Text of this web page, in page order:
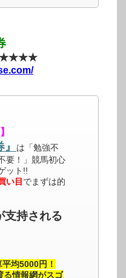
は「勉強不
要！」競馬初心
ット!!
い目 でまずは的
支持される
均5000円！
情報網がスゴ